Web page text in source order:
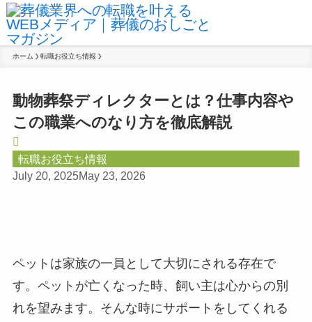
ホーム 転職お役立ち情報
動物葬祭ディレクターとは？仕事内容や
この職業へのなり方を徹底解説
転職お役立ち情報
July 20, 2025May 23, 2026
ペットは家族の一員として大切にされる存在で
す。ペットが亡くなった時、飼い主は心からの別
れを望みます。そんな時にサポートをしてくれる